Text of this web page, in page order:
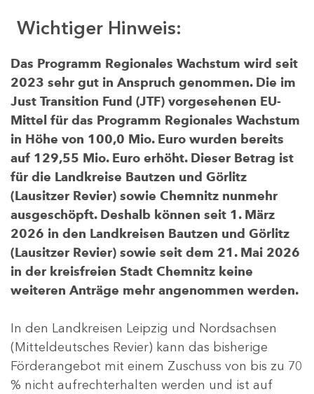
Wichtiger Hinweis:
Das Programm Regionales Wachstum wird seit
2023 sehr gut in Anspruch genommen. Die im
Just Transition Fund (JTF) vorgesehenen EU-
Mittel für das Programm Regionales Wachstum
in Höhe von 100,0 Mio. Euro wurden bereits
auf 129,55 Mio. Euro erhöht. Dieser Betrag ist
für die Landkreise Bautzen und Görlitz
(Lausitzer Revier) sowie Chemnitz nunmehr
ausgeschöpft. Deshalb können seit 1. März
2026 in den Landkreisen Bautzen und Görlitz
(Lausitzer Revier) sowie seit dem 21. Mai 2026
in der kreisfreien Stadt Chemnitz keine
weiteren Anträge mehr angenommen werden.
In den Landkreisen Leipzig und Nordsachsen
(Mitteldeutsches Revier) kann das bisherige
Förderangebot mit einem Zuschuss von bis zu 70
% nicht aufrechterhalten werden und ist auf